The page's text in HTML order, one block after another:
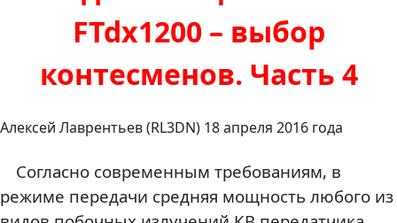
FTdx1200 – выбор
контесменов. Часть 4
Алексей Лаврентьев (RL3DN) 18 апреля 2016 года
Согласно современным требованиям, в
режиме передачи средняя мощность любого из